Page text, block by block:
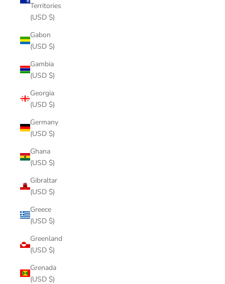
Territories
(USD $)
Gabon
(USD $)
Gambia
(USD $)
Georgia
(USD $)
Germany
(USD $)
Ghana
(USD $)
Gibraltar
(USD $)
Greece
(USD $)
Greenland
(USD $)
Grenada
(USD $)